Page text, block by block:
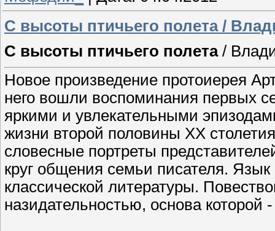
С высоты птичьего полета /
С высоты птичьего полета/
Новое произведение протоиерея
него вошли воспоминания первых
яркими и увлекательными
жизни второй половины XX
словесные портреты
круг общения семьи писателя.
классической литературы.
назидательностью, основа которой